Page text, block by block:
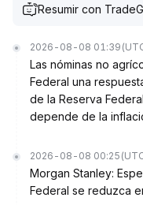
Resumir con
2026-08-08 01:39
Las nóminas no
Federal una
de la Reserva
depende de la
2026-08-08 00:25
Morgan Stanley:
Federal se reduzca